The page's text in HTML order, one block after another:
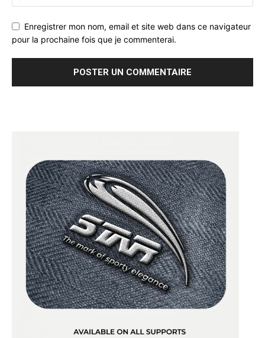
Enregistrer mon nom, email et site web dans ce navigateur
pour la prochaine fois que je commenterai.